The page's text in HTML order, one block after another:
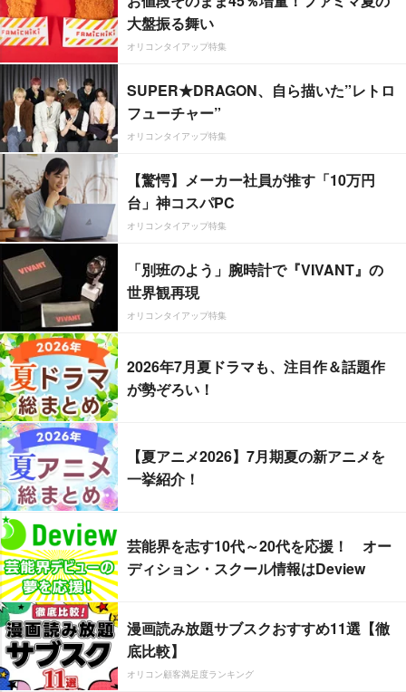
大盤振る舞い
オリコンタイアップ特集
SUPER★DRAGON、自ら描いた”レトロ
フューチャー”
オリコンタイアップ特集
【驚愕】メーカー社員が推す「10万円
台」神コスパPC
オリコンタイアップ特集
「別班のよう」腕時計で『VIVANT』の
世界観再現
オリコンタイアップ特集
2026年7月夏ドラマも、注目作＆話題作
が勢ぞろい！
【夏アニメ2026】7月期夏の新アニメを
一挙紹介！
芸能界を志す10代～20代を応援！ オー
ディション・スクール情報はDeview
漫画読み放題サブスクおすすめ11選【徹
底比較】
オリコン顧客満足度ランキング